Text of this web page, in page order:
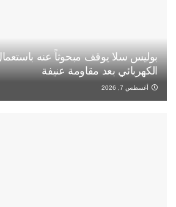
بوليس سلا يوقف مبحوثاً عنه
الكهربائي بعد مقاومة عنيفة
أغسطس 7, 2026